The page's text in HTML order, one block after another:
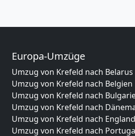
Europa-Umzüge
Umzug von Krefeld nach Belarus
Umzug von Krefeld nach Belgien
Umzug von Krefeld nach
Umzug von Krefeld nach
Umzug von Krefeld nach England
Umzug von Krefeld nach